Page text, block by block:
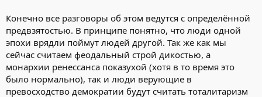
Конечно все разговоры об этом ведутся с определённой
предвзятостью. В принципе понятно, что люди одной
эпохи врядли поймут людей другой. Так же как мы
сейчас считаем феодальный строй дикостью, а
монархии ренессанса показухой (хотя в то время это
было нормально), так и люди верующие в
превосходство демократии будут считать тоталитаризм